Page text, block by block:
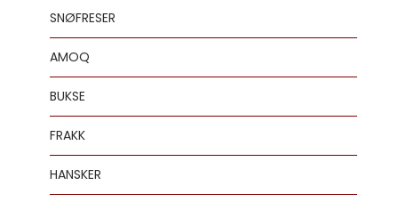
SNØFRESER
AMOQ
BUKSE
FRAKK
HANSKER